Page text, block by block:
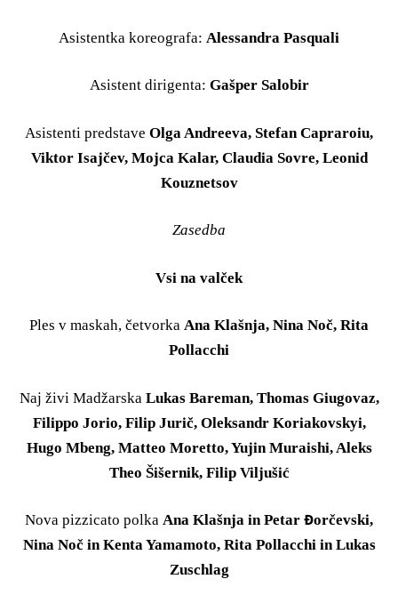
Asistentka koreografa: Alessandra Pasquali
Asistent dirigenta: Gašper Salobir
Asistenti predstave Olga Andreeva, Stefan Capraroiu,
Viktor Isajčev, Mojca Kalar, Claudia Sovre, Leonid
Kouznetsov
Zasedba
Vsi na valček
Ples v maskah, četvorka Ana Klašnja, Nina Noč, Rita
Pollacchi
Naj živi Madžarska Lukas Bareman, Thomas Giugovaz,
Filippo Jorio, Filip Jurič, Oleksandr Koriakovskyi,
Hugo Mbeng, Matteo Moretto, Yujin Muraishi, Aleks
Theo Šišernik, Filip Viljušić
Nova pizzicato polka Ana Klašnja in Petar Đorčevski,
Nina Noč in Kenta Yamamoto, Rita Pollacchi in Lukas
Zuschlag